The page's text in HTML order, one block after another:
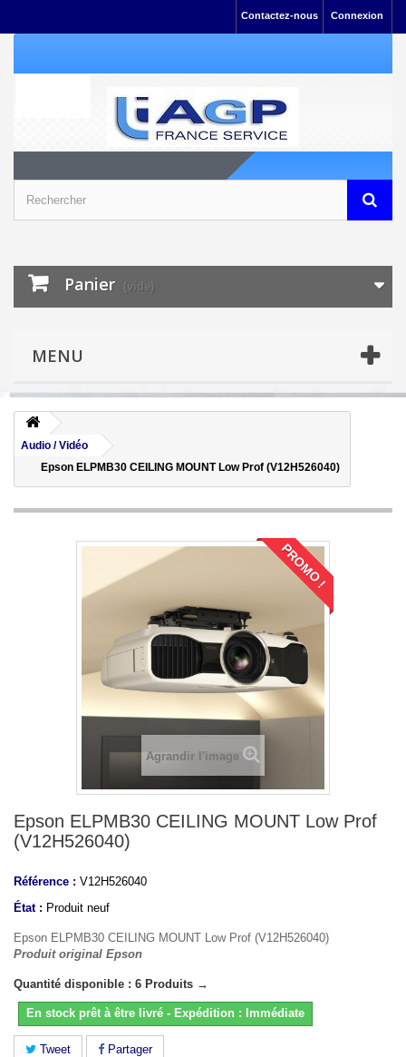
Connexion
Contactez-nous
Panier (vide)
MENU
Audio / Vidéo
Epson ELPMB30 CEILING MOUNT Low Prof (V12H526040)
PROMO !
Agrandir l'image
Epson ELPMB30 CEILING MOUNT Low Prof
(V12H526040)
Référence : V12H526040
État : Produit neuf
Epson ELPMB30 CEILING MOUNT Low Prof (V12H526040)
Produit original Epson
Quantité disponible : 6 Produits →
En stock prêt à être livré - Expédition : Immédiate
Tweet Partager